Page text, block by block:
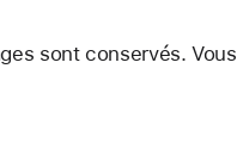
sont conservés. Vous